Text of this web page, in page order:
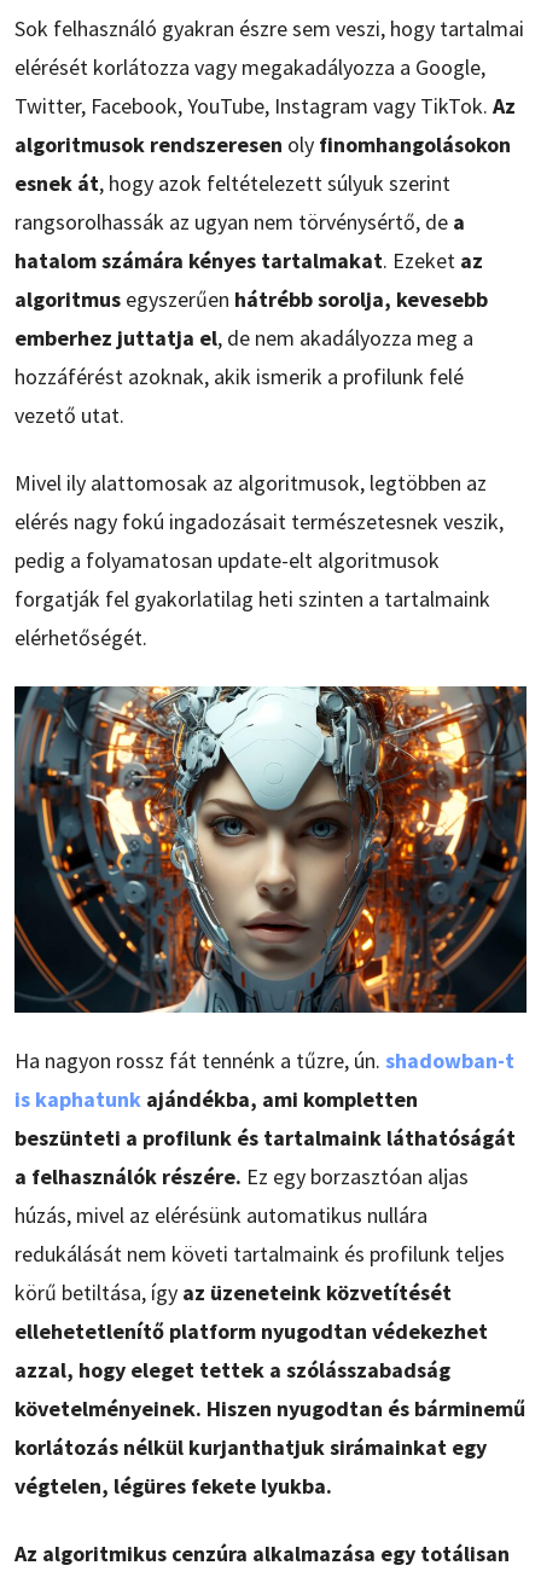
Sok felhasználó gyakran észre sem veszi, hogy tartalmai
elérését korlátozza vagy megakadályozza a Google,
Twitter, Facebook, YouTube, Instagram vagy TikTok. Az
algoritmusok rendszeresen oly finomhangolásokon
esnek át, hogy azok feltételezett súlyuk szerint
rangsorolhassák az ugyan nem törvénysértő, de a
hatalom számára kényes tartalmakat. Ezeket az
algoritmus egyszerűen hátrébb sorolja, kevesebb
emberhez juttatja el, de nem akadályozza meg a
hozzáférést azoknak, akik ismerik a profilunk felé
vezető utat.
Mivel ily alattomosak az algoritmusok, legtöbben az
elérés nagy fokú ingadozásait természetesnek veszik,
pedig a folyamatosan update-elt algoritmusok
forgatják fel gyakorlatilag heti szinten a tartalmaink
elérhetőségét.
Ha nagyon rossz fát tennénk a tűzre, ún. shadowban-t
is kaphatunk ajándékba, ami kompletten
beszünteti a profilunk és tartalmaink láthatóságát
a felhasználók részére. Ez egy borzasztóan aljas
húzás, mivel az elérésünk automatikus nullára
redukálását nem követi tartalmaink és profilunk teljes
körű betiltása, így az üzeneteink közvetítését
ellehetetlenítő platform nyugodtan védekezhet
azzal, hogy eleget tettek a szólásszabadság
követelményeinek. Hiszen nyugodtan és bárminemű
korlátozás nélkül kurjanthatjuk sirámainkat egy
végtelen, légüres fekete lyukba.
Az algoritmikus cenzúra alkalmazása egy totálisan